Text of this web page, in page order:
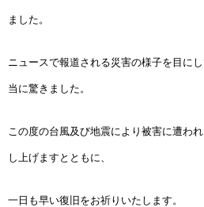
ました。
ニュースで報道される災害の様子を目に
当に驚きました。
この度の台風及び地震により被害に遭わ
し上げますとともに、
一日も早い復旧をお祈りいたします。